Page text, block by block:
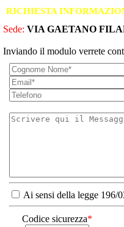
RICHIESTA
Sede: VIA GAETANO
Inviando il modulo verrete
Ai sensi della legge 196/
Codice sicurezza*